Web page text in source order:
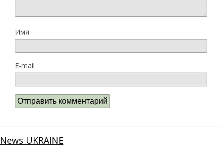
Имя
E-mail
News UKRAINE